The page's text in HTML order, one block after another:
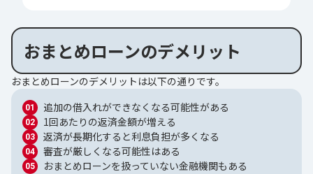
おまとめローンのデメリット
おまとめローンのデメリットは以下の通りです。
追加の借入れができなくなる可能性がある
1回あたりの返済金額が増える
返済が長期化すると利息負担が多くなる
審査が厳しくなる可能性はある
おまとめローンを扱っていない金融機関もある